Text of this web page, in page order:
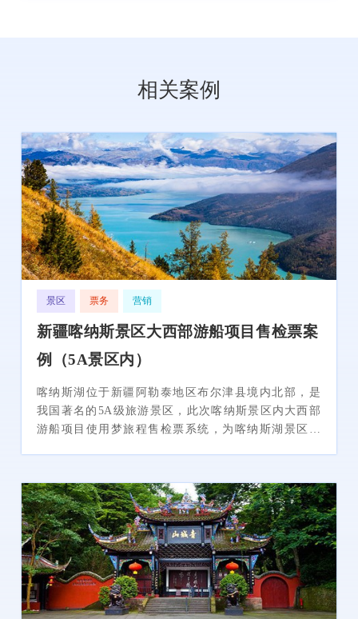
相关案例
景区 票务 营销
新疆喀纳斯景区大西部游船项目售检票案
例（5A景区内）
喀纳斯湖位于新疆阿勒泰地区布尔津县境内北部，是
我国著名的5A级旅游景区，此次喀纳斯景区内大西部
游船项目使用梦旅程售检票系统，为喀纳斯湖景区内